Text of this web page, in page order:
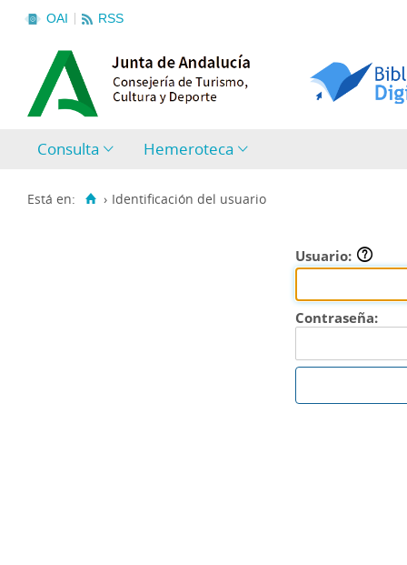
OAI RSS
Consulta Hemeroteca
Está en: › Identificación del usuario
Usuario:
Contraseña: